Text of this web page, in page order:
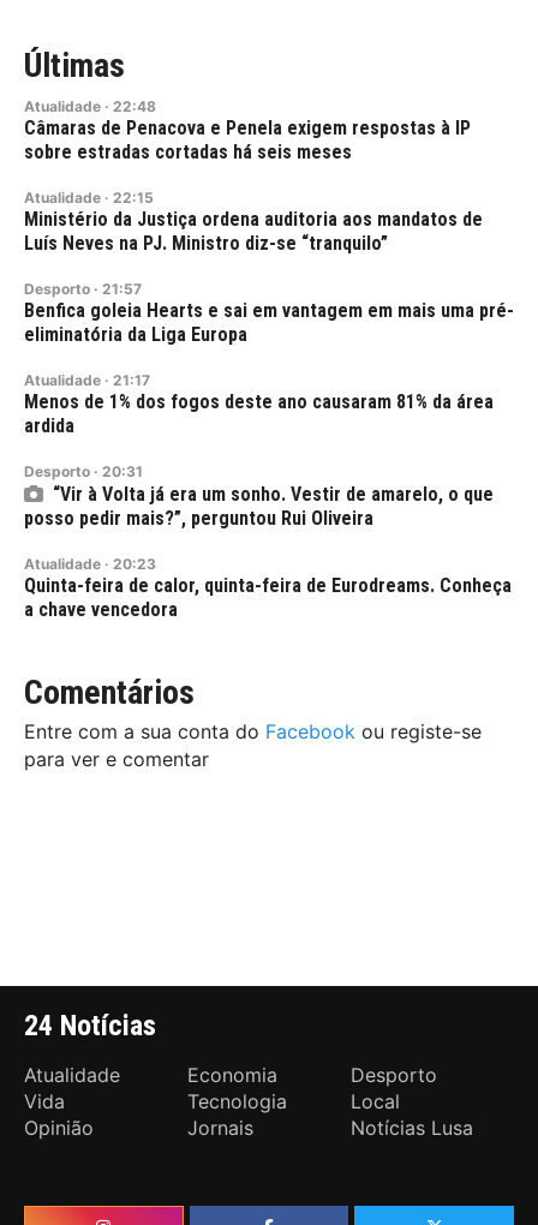
Últimas
Atualidade · 22:48
Câmaras de Penacova e Penela exigem respostas à IP
sobre estradas cortadas há seis meses
Atualidade · 22:15
Ministério da Justiça ordena auditoria aos mandatos de
Luís Neves na PJ. Ministro diz-se “tranquilo”
Desporto · 21:57
Benfica goleia Hearts e sai em vantagem em mais uma pré-
eliminatória da Liga Europa
Atualidade · 21:17
Menos de 1% dos fogos deste ano causaram 81% da área
ardida
Desporto · 20:31
“Vir à Volta já era um sonho. Vestir de amarelo, o que
posso pedir mais?”, perguntou Rui Oliveira
Atualidade · 20:23
Quinta-feira de calor, quinta-feira de Eurodreams. Conheça
a chave vencedora
Comentários
Entre com a sua conta do Facebook ou registe-se
para ver e comentar
24 Notícias
Atualidade Economia
Desporto
Vida
Tecnologia
Local
Opinião
Jornais Notícias Lusa